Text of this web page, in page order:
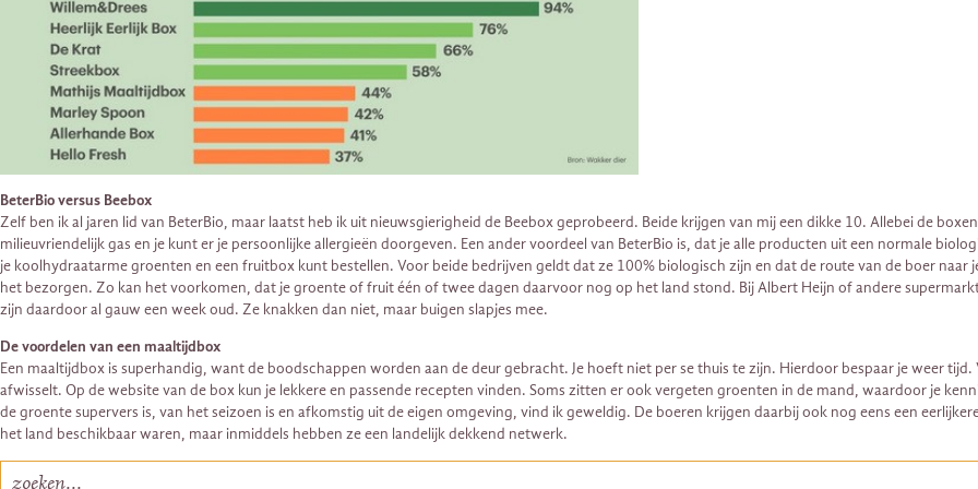
BeterBio versus Beebox
Zelf ben ik al jaren lid van BeterBio, maar laatst heb ik uit nieuwsgierigheid de Beebox geprobeerd. Beide krijgen van mij een dikke 10. Allebei de
milieuvriendelijk gas en je kunt er je persoonlijke allergieën doorgeven. Een ander voordeel van BeterBio is, dat je alle producten uit een normale
je koolhydraatarme groenten en een fruitbox kunt bestellen. Voor beide bedrijven geldt dat ze 100% biologisch zijn en dat de route van de boer
het bezorgen. Zo kan het voorkomen, dat je groente of fruit één of twee dagen daarvoor nog op het land stond. Bij Albert Heijn of andere
zijn daardoor al gauw een week oud. Ze knakken dan niet, maar buigen slapjes mee.
De voordelen van een maaltijdbox
Een maaltijdbox is superhandig, want de boodschappen worden aan de deur gebracht. Je hoeft niet per se thuis te zijn. Hierdoor bespaar je weer
afwisselt. Op de website van de box kun je lekkere en passende recepten vinden. Soms zitten er ook vergeten groenten in de mand, waardoor je
de groente supervers is, van het seizoen is en afkomstig uit de eigen omgeving, vind ik geweldig. De boeren krijgen daarbij ook nog eens een
het land beschikbaar waren, maar inmiddels hebben ze een landelijk dekkend netwerk.